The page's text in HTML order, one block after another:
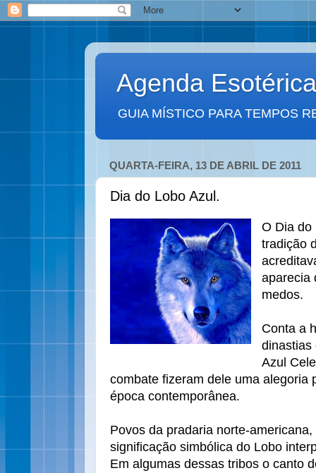
Agenda Esotérica
GUIA MÍSTICO PARA TEMPOS
QUARTA-FEIRA, 13 DE ABRIL DE 2011
Dia do Lobo Azul.
O Dia do
tradição
aparecia
medos.
Conta a
dinastias
Azul
combate fizeram dele uma alegoria
época contemporânea.
Povos da pradaria norte-
significação simbólica do Lobo
Em algumas dessas tribos o canto